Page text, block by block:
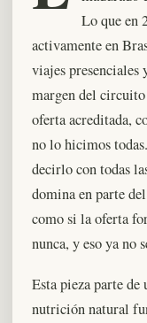
Lo que en
activamente en
viajes presenciales
margen del
oferta acreditada,
no lo hicimos
decirlo con todas
domina en parte
como si la oferta
nunca, y eso ya no
Esta pieza parte de
nutrición natural